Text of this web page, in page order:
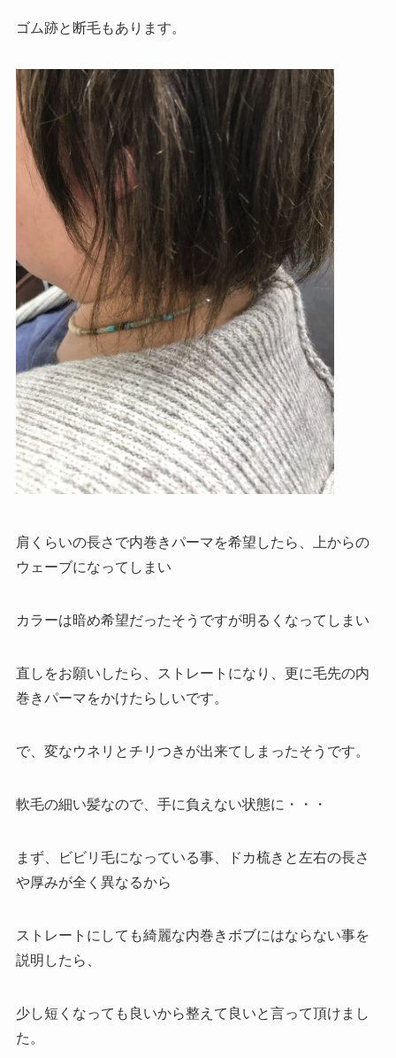
ゴム跡と断毛もあります。
肩くらいの長さで内巻きパーマを希望したら、上からの
ウェーブになってしまい
カラーは暗め希望だったそうですが明るくなってしまい
直しをお願いしたら、ストレートになり、更に毛先の内
巻きパーマをかけたらしいです。
で、変なウネリとチリつきが出来てしまったそうです。
軟毛の細い髪なので、手に負えない状態に・・・
まず、ビビリ毛になっている事、ドカ梳きと左右の長さ
や厚みが全く異なるから
ストレートにしても綺麗な内巻きボブにはならない事を
説明したら、
少し短くなっても良いから整えて良いと言って頂けまし
た。